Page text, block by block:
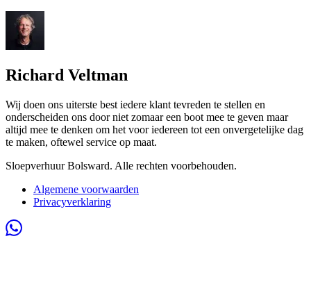
Richard Veltman
Wij doen ons uiterste best iedere klant tevreden te stellen en
onderscheiden ons door niet zomaar een boot mee te geven maar
altijd mee te denken om het voor iedereen tot een onvergetelijke dag
te maken, oftewel service op maat.
Sloepverhuur Bolsward. Alle rechten voorbehouden.
Algemene voorwaarden
Privacyverklaring